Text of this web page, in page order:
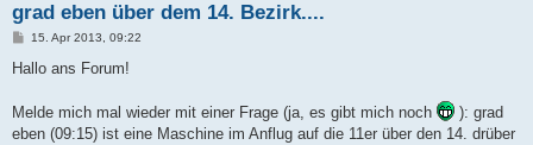
grad eben über dem 14. Bezirk....
P
s
15. Apr 2013, 09:22
Hallo ans Forum!
Melde mich mal wieder mit einer Frage (ja, es gibt mich noch
): grad
eben (09:15) ist eine Maschine im Anflug auf die 11er über den 14. drüber